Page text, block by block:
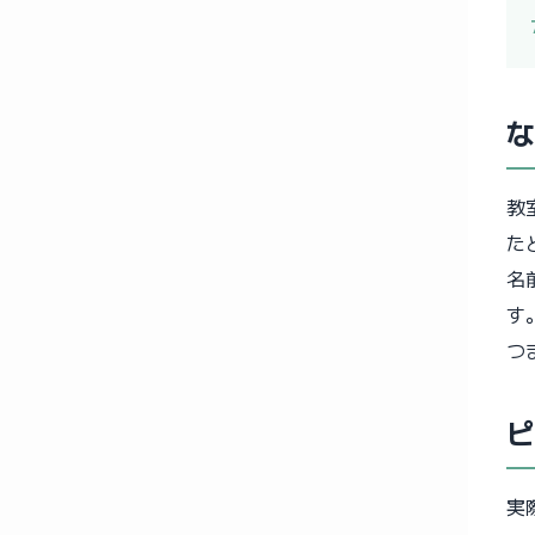
教
た
名
す
つ
実